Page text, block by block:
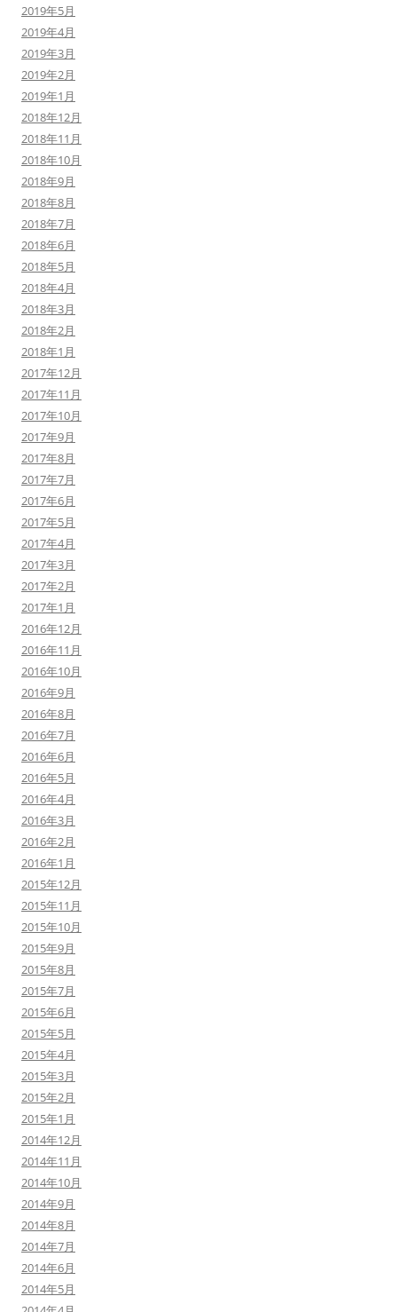
2019年5月
2019年4月
2019年3月
2019年2月
2019年1月
2018年12月
2018年11月
2018年10月
2018年9月
2018年8月
2018年7月
2018年6月
2018年5月
2018年4月
2018年3月
2018年2月
2018年1月
2017年12月
2017年11月
2017年10月
2017年9月
2017年8月
2017年7月
2017年6月
2017年5月
2017年4月
2017年3月
2017年2月
2017年1月
2016年12月
2016年11月
2016年10月
2016年9月
2016年8月
2016年7月
2016年6月
2016年5月
2016年4月
2016年3月
2016年2月
2016年1月
2015年12月
2015年11月
2015年10月
2015年9月
2015年8月
2015年7月
2015年6月
2015年5月
2015年4月
2015年3月
2015年2月
2015年1月
2014年12月
2014年11月
2014年10月
2014年9月
2014年8月
2014年7月
2014年6月
2014年5月